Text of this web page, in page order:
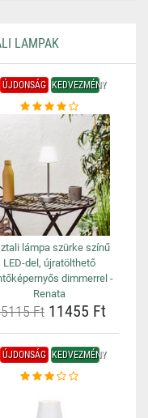
LAMPAK
ÚJDONSÁG KEDVEZMÉNY
lámpa szürke színű
LED-del, újratölthető
dimmerrel -
Renata
Ft11455 Ft
ÚJDONSÁG KEDVEZMÉNY